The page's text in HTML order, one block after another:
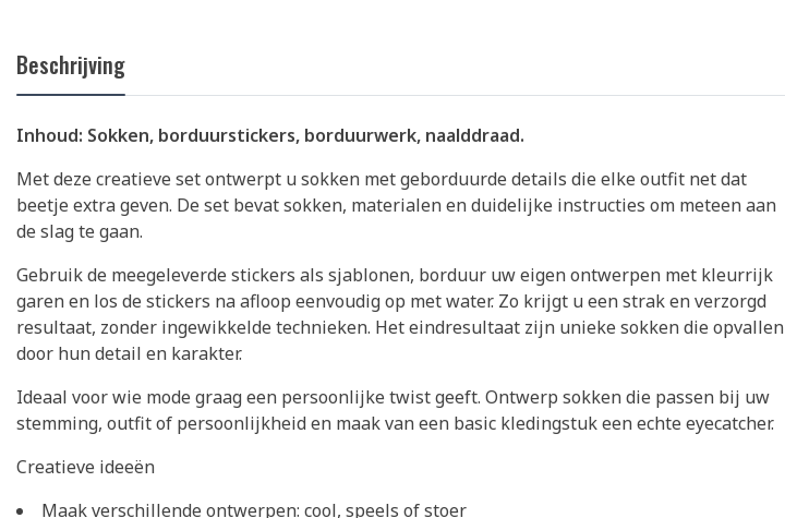
Beschrijving
Inhoud: Sokken, borduurstickers, borduurwerk, naalddraad.
Met deze creatieve set ontwerpt u sokken met geborduurde details die elke outfit net dat
beetje extra geven. De set bevat sokken, materialen en duidelijke instructies om meteen aan
de slag te gaan.
Gebruik de meegeleverde stickers als sjablonen, borduur uw eigen ontwerpen met kleurrijk
garen en los de stickers na afloop eenvoudig op met water. Zo krijgt u een strak en verzorgd
resultaat, zonder ingewikkelde technieken. Het eindresultaat zijn unieke sokken die opvallen
door hun detail en karakter.
Ideaal voor wie mode graag een persoonlijke twist geeft. Ontwerp sokken die passen bij uw
stemming, outfit of persoonlijkheid en maak van een basic kledingstuk een echte eyecatcher.
Creatieve ideeën
Maak verschillende ontwerpen: cool, speels of stoer